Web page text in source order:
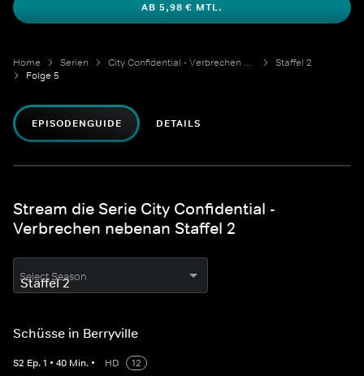
AB 5,98 € MTL.
Home Serien City Confidential - Verbrechen nebenan
Staffel 2
Folge 5
EPISODENGUIDE DETAILS
Stream die Serie City Confidential -
Verbrechen nebenan Staffel 2
Select Season
Schüsse in Berryville
S2 Ep.1 • 40 Min. • HD
12